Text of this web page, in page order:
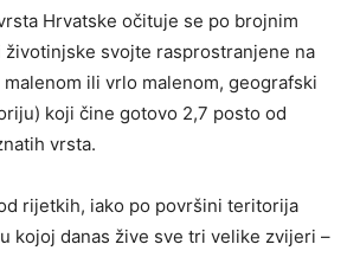
Hrvatske očituje se po brojnim
životinjske svojte rasprostranjene na
ili vrlo malenom, geografski
koji čine gotovo 2,7 posto od
vrsta.
rijetkih, iako po površini teritorija
kojoj danas žive sve tri velike zvijeri –